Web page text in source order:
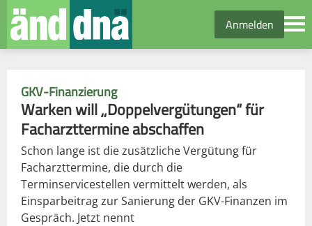
Anmelden
GKV-Finanzierung
Warken will „Doppelvergütungen“ für
Facharzttermine abschaffen
Schon lange ist die zusätzliche Vergütung für
Facharzttermine, die durch die
Terminservicestellen vermittelt werden, als
Einsparbeitrag zur Sanierung der GKV-Finanzen im
Gespräch. Jetzt nennt